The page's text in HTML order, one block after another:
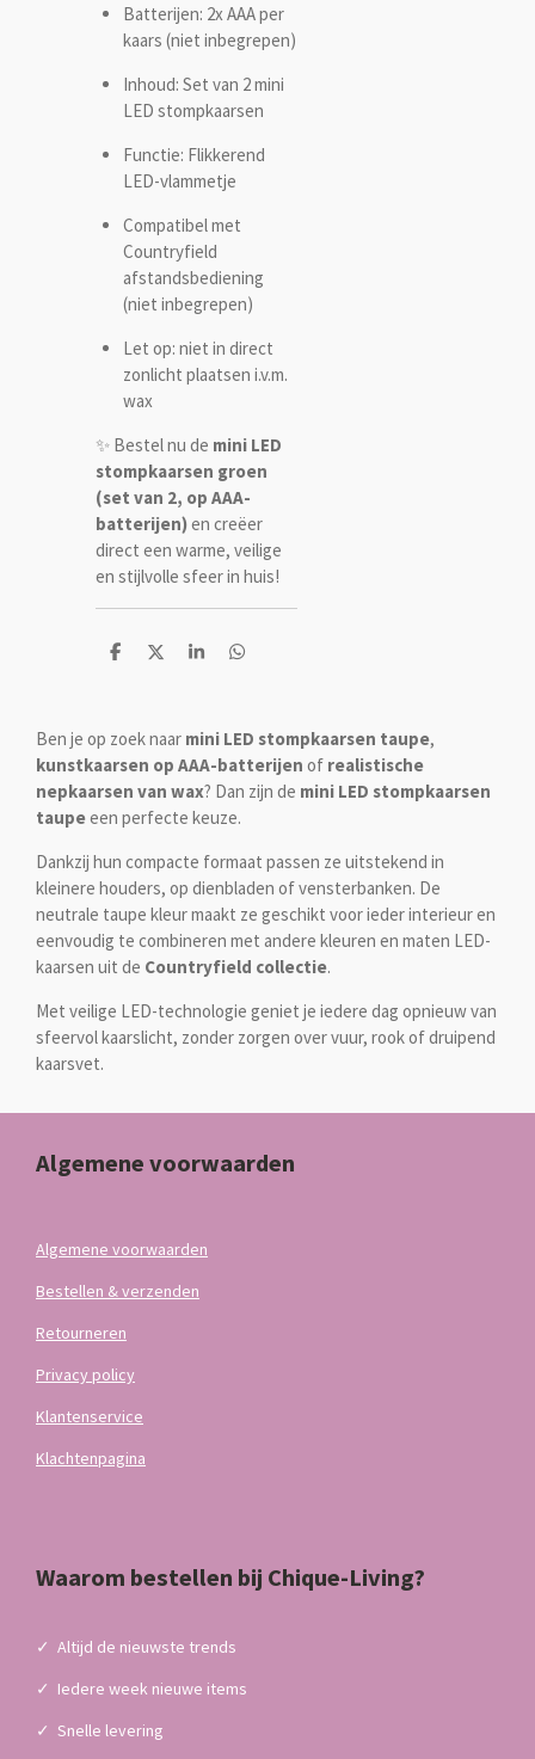
Batterijen: 2x AAA per
kaars (niet inbegrepen)
Inhoud: Set van 2 mini
LED stompkaarsen
Functie: Flikkerend
LED-vlammetje
Compatibel met
Countryfield
afstandsbediening
(niet inbegrepen)
Let op: niet in direct
zonlicht plaatsen i.v.m.
wax
✨ Bestel nu de mini LED
stompkaarsen groen
(set van 2, op AAA-
batterijen)en creëer
direct een warme, veilige
en stijlvolle sfeer in huis!
D
D
S
e
D
n
Ben je op zoek naar mini LED stompkaarsen taupe,
kunstkaarsen op AAA-batterijen of realistische
nepkaarsen van wax? Dan zijn de mini LED stompkaarsen
taupeeen perfecte keuze.
Dankzij hun compacte formaat passen ze uitstekend in
kleinere houders, op dienbladen of vensterbanken. De
neutrale taupe kleur maakt ze geschikt voor ieder interieur en
eenvoudig te combineren met andere kleuren en maten LED-
kaarsen uit de Countryfield collectie.
Met veilige LED-technologie geniet je iedere dag opnieuw van
sfeervol kaarslicht, zonder zorgen over vuur, rook of druipend
kaarsvet.
Algemene voorwaarden
Algemene voorwaarden
Bestellen & verzenden
Retourneren
Privacy policy
Klantenservice
Klachtenpagina
Waarom bestellen bij Chique-Living?
✓ Altijd de nieuwste trends
✓ Iedere week nieuwe items
✓ Snelle levering